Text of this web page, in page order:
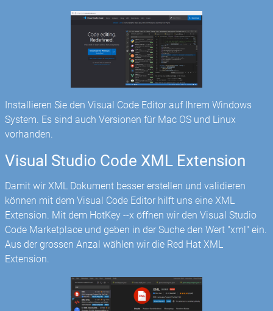
Installieren Sie den Visual Code Editor auf Ihrem Windows
System. Es sind auch Versionen für Mac OS und Linux
vorhanden.
Visual Studio Code XML Extension
Damit wir XML Dokument besser erstellen und validieren
können mit dem Visual Code Editor hilft uns eine XML
Extension. Mit dem HotKey--x öffnen wir den Visual Studio
Code Marketplace und geben in der Suche den Wert "xml" ein.
Aus der grossen Anzal wählen wir die Red Hat XML
Extension.